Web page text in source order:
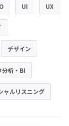
UI UX
デザイン
分析・BI
ャルリスニング